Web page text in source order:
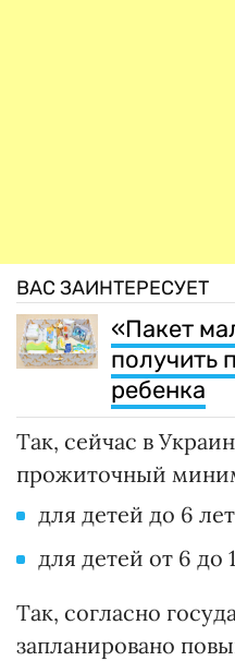
ВАС ЗАИНТЕРЕСУЕТ
«Пакет
получить
ребенка
Так, сейчас в
прожиточный
для детей до 6
для детей от 6 до
Так, согласно
запланировано